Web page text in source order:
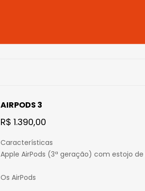
AIRPODS 3
R$ 1.390,00
Características
Apple AirPods (3ª geração) com estojo
Os AirPods